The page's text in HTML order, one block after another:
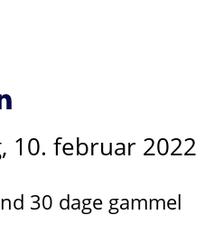
10. februar 2022
30 dage gammel